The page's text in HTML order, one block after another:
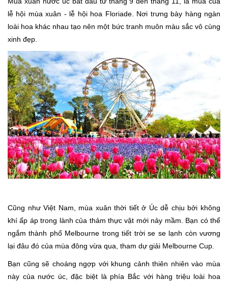
lễ hội mùa xuân - lễ hội hoa Floriade. Nơi trưng bày hàng ngàn
loài hoa khác nhau tạo nên một bức tranh muôn màu sắc vô cùng
xinh đẹp.
Cũng như Việt Nam, mùa xuân thời tiết ở Úc dễ chịu bởi không
khí ấp áp trong lành của thảm thực vật mới nảy mầm. Bạn có thể
ngắm thành phố Melbourne trong tiết trời se se lạnh còn vương
lại đâu đó của mùa đông vừa qua, tham dự giải Melbourne Cup.
Bạn cũng sẽ choáng ngợp với khung cảnh thiên nhiên vào mùa
này của nước úc, đặc biệt là phía Bắc với hàng triệu loài hoa